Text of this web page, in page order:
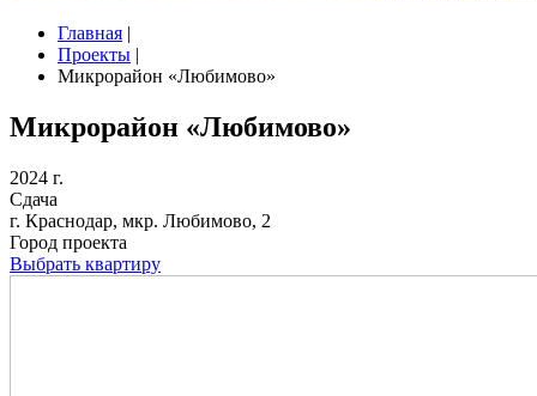
Главная |
Проекты |
Микрорайон «Любимово»
Микрорайон «Любимово»
2024 г.
Сдача
г. Краснодар, мкр. Любимово, 2
Город проекта
Выбрать квартиру